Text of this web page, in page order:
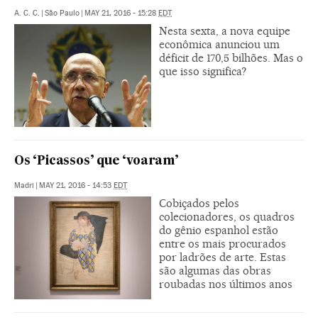
A. C. C. | São Paulo | MAY 21, 2016 - 15:28 EDT
Nesta sexta, a nova equipe
econômica anunciou um
déficit de 170,5 bilhões. Mas o
que isso significa?
Os ‘Picassos’ que ‘voaram’
Madri | MAY 21, 2016 - 14:53 EDT
Cobiçados pelos
colecionadores, os quadros
do gênio espanhol estão
entre os mais procurados
por ladrões de arte. Estas
são algumas das obras
roubadas nos últimos anos